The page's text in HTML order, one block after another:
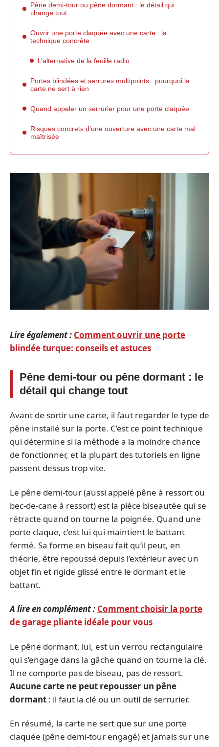
Pêne demi-tour ou pêne dormant : le détail qui
change tout
Ouvrir une porte claquée avec une carte : la
technique concrète
L’alternative de la feuille radio
Portes blindées et serrures multipoints : pourquoi la
carte ne sert à rien
Quand appeler un serrurier pour une porte claquée
Risques concrets d’une ouverture avec une carte mal
maîtrisée
Lire également : Comment ouvrir une porte
blindée turque: conseils et astuces
Pêne demi-tour ou pêne dormant : le
détail qui change tout
Avant de sortir une carte, il faut regarder le type de
pêne installé sur la porte. C’est ce point technique
qui détermine si la méthode a la moindre chance
de fonctionner, et la plupart des tutoriels en ligne
passent dessus trop vite.
Le pêne demi-tour (aussi appelé pêne à ressort ou
bec-de-cane à ressort) est la pièce biseautée qui se
rétracte quand on tourne la poignée. Quand une
porte claque, c’est lui qui maintient le battant
fermé. Sa forme en biseau fait qu’il peut, en
théorie, être repoussé depuis l’extérieur avec un
objet fin et rigide glissé entre le dormant et le
battant.
A lire en complément : Comment choisir la porte
de garage pliante idéale pour vous
Le pêne dormant, lui, est un verrou rectangulaire
qui s’engage dans la gâche quand on tourne la clé.
Il ne comporte pas de biseau, pas de ressort.
Aucune carte ne peut repousser un pêne
dormant : il faut la clé ou un outil de serrurier.
En résumé, la carte ne sert que sur une porte
claquée (pêne demi-tour engagé) et jamais sur une